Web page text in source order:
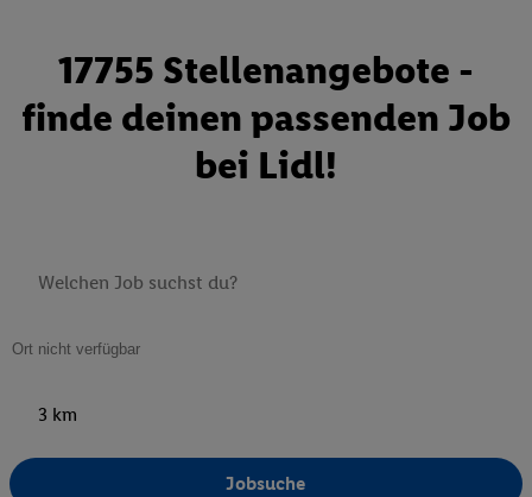
17755 Stellenangebote -
finde deinen passenden Job
bei Lidl!
3 km
Jobsuche